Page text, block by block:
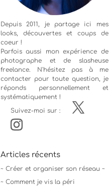
Depuis 2011, je partage ici mes
looks, découvertes et coups de
coeur !
Parfois aussi mon expérience de
photographeet de slasheuse
freelance. N'hésitez pas à me
contacter pour toute question, je
réponds personnellement et
systématiquement !
Suivez-moi sur :
Articles récents
~ Créer et organiser son réseau ~
~ Comment je vis la péri